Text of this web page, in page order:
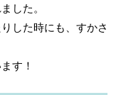
した。
した時にも、すかさ
す！